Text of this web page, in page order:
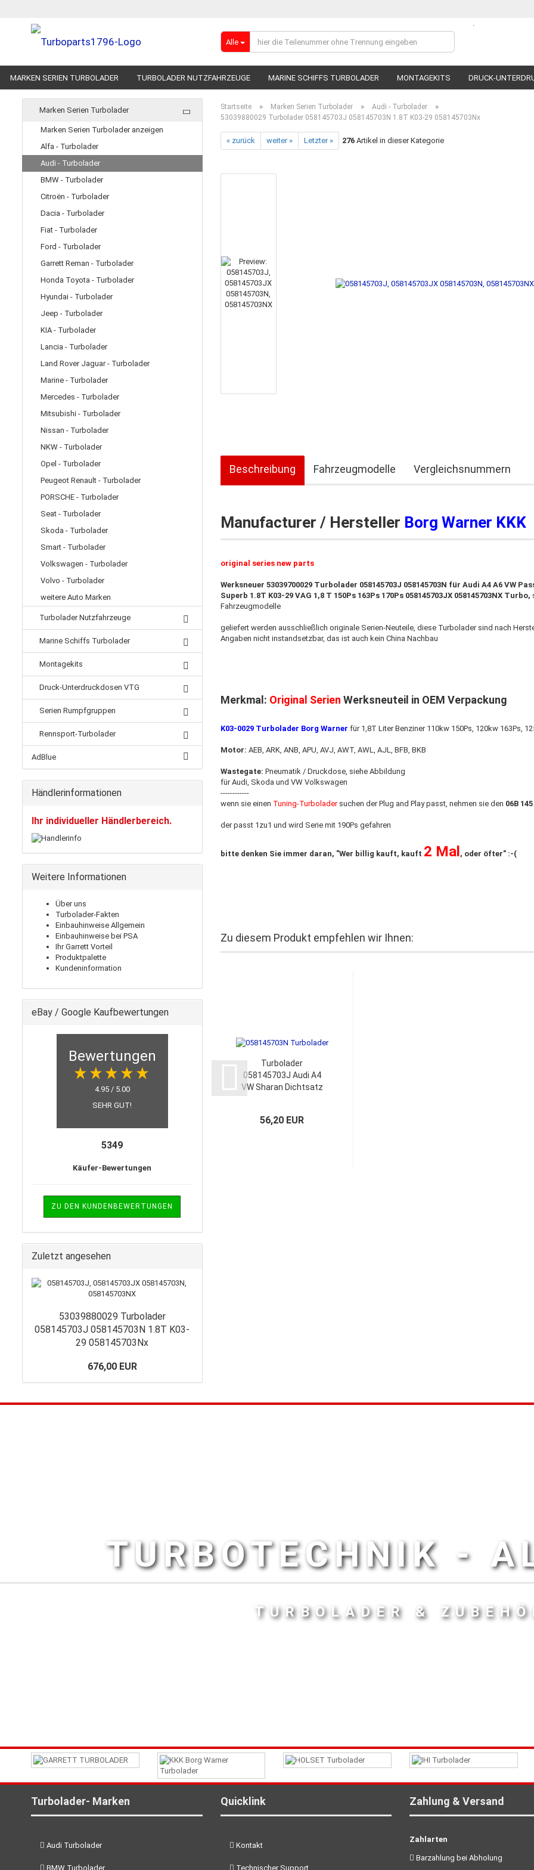
Lieferland
Alle
.
MARKEN SERIEN TURBOLADER TURBOLADER NUTZFAHRZEUGE MARINE SCHIFFS TURBOLADER MONTAGEKITS DRUCK-
Startseite » Marken Serien Turbolader » Audi - Turbolader »
53039880029 Turbolader 058145703J 058145703N 1.8T K03-29 058145703Nx
« zurück weiter » Letzter » 276Artikel in dieser Kategorie
Beschreibung Fahrzeugmodelle Vergleichsnummern
Manufacturer / Hersteller Borg Warner KKK
original series new parts
Werksneuer 53039700029 Turbolader 058145703J 058145703N für Audi A4 A6 VW
Superb 1.8T K03-29 VAG 1,8 T 150Ps 163Ps 170Ps 058145703JX 058145703NX Turbo,
Fahrzeugmodelle
geliefert werden ausschließlich originale Serien-Neuteile, diese Turbolader sind nach
Angaben nicht instandsetzbar, das ist auch kein China Nachbau
Merkmal: Original Serien Werksneuteil in OEM Verpackung
K03-0029 Turbolader Borg Warner für 1,8T Liter Benziner 110kw 150Ps, 120kw 163Ps,
Motor: AEB, ARK, ANB, APU, AVJ, AWT, AWL, AJL, BFB, BKB
Wastegate: Pneumatik / Druckdose, siehe Abbildung
für Audi, Skoda und VW Volkswagen
------------
wenn sie einen Tuning-Turboladersuchen der Plug and Play passt, nehmen sie den 06B
der passt 1zu1 und wird Serie mit 190Ps gefahren
bitte denken Sie immer daran, "Wer billig kauft, kauft 2 Mal , oder öfter" :-(
Zu diesem Produkt empfehlen wir Ihnen:
Turbolader
058145703J Audi A4
VW Sharan Dichtsatz
Dichtungskit
56,20 EUR
Marken Serien Turbolader
Marken Serien Turbolader anzeigen
Alfa - Turbolader
Audi - Turbolader
BMW - Turbolader
Citroën - Turbolader
Dacia - Turbolader
Fiat - Turbolader
Ford - Turbolader
Garrett Reman - Turbolader
Honda Toyota - Turbolader
Hyundai - Turbolader
Jeep - Turbolader
KIA - Turbolader
Lancia - Turbolader
Land Rover Jaguar - Turbolader
Marine - Turbolader
Mercedes - Turbolader
Mitsubishi - Turbolader
Nissan - Turbolader
NKW - Turbolader
Opel - Turbolader
Peugeot Renault - Turbolader
PORSCHE - Turbolader
Seat - Turbolader
Skoda - Turbolader
Smart - Turbolader
Volkswagen - Turbolader
Volvo - Turbolader
weitere Auto Marken
Turbolader Nutzfahrzeuge
Marine Schiffs Turbolader
Montagekits
Druck-Unterdruckdosen VTG
Serien Rumpfgruppen
Rennsport-Turbolader
AdBlue
Händlerinformationen
Ihr individueller Händlerbereich.
Weitere Informationen
Über uns
Turbolader-Fakten
Einbauhinweise Allgemein
Einbauhinweise bei PSA
Ihr Garrett Vorteil
Produktpalette
Kundeninformation
eBay / Google Kaufbewertungen
Bewertungen
4.95 / 5.00
SEHR GUT!
5349
Käufer-Bewertungen
ZU DEN KUNDENBEWERTUNGEN
Zuletzt angesehen
53039880029 Turbolader
058145703J 058145703N 1.8T K03-
29 058145703Nx
676,00 EUR
TURBOTECHNIK -
TURBOLADER &
Turbolader- Marken
Audi Turbolader
BMW Turbolader
Quicklink
Kontakt
Technischer Support
Zahlung & Versand
Zahlarten
Barzahlung bei Abholung